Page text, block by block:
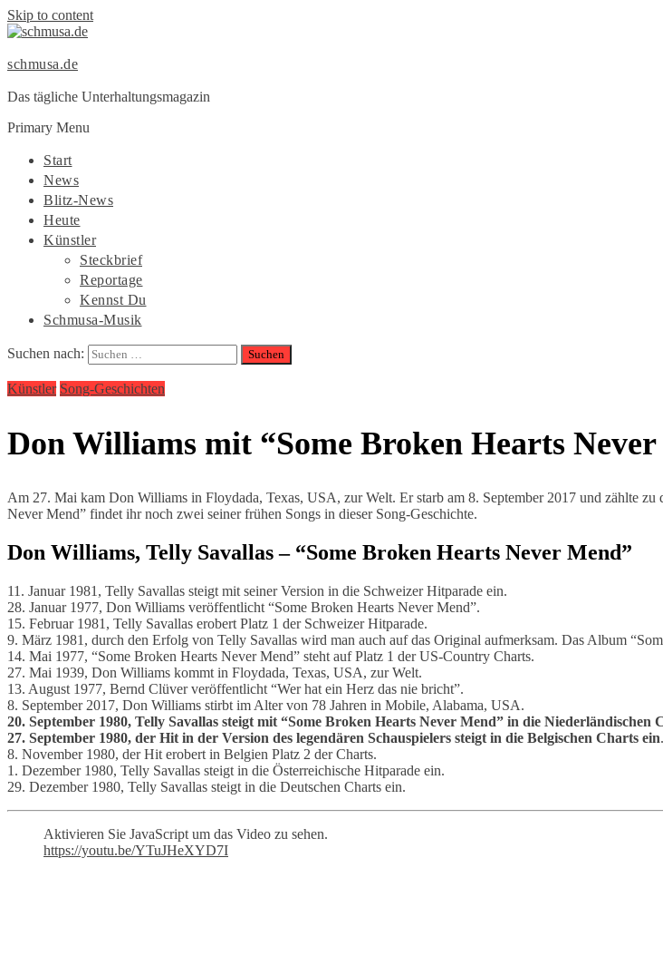
Skip to content
schmusa.de
Das tägliche Unterhaltungsmagazin
Primary Menu
Start
News
Blitz-News
Heute
Künstler
Steckbrief
Reportage
Kennst Du
Schmusa-Musik
Suchen nach:
Künstler Song-Geschichten
Don Williams mit “Some Broken Hearts
Am 27. Mai kam Don Williams in Floydada, Texas, USA, zur Welt. Er starb am 8. September 2017 und zählte
Never Mend” findet ihr noch zwei seiner frühen Songs in dieser Song-Geschichte.
Don Williams, Telly Savallas – “Some Broken Hearts Never Mend”
11. Januar 1981, Telly Savallas steigt mit seiner Version in die Schweizer Hitparade ein.
28. Januar 1977, Don Williams veröffentlicht “Some Broken Hearts Never Mend”.
15. Februar 1981, Telly Savallas erobert Platz 1 der Schweizer Hitparade.
9. März 1981, durch den Erfolg von Telly Savallas wird man auch auf das Original aufmerksam. Das Album
14. Mai 1977, “Some Broken Hearts Never Mend” steht auf Platz 1 der US-Country Charts.
27. Mai 1939, Don Williams kommt in Floydada, Texas, USA, zur Welt.
13. August 1977, Bernd Clüver veröffentlicht “Wer hat ein Herz das nie bricht”.
8. September 2017, Don Williams stirbt im Alter von 78 Jahren in Mobile, Alabama, USA.
20. September 1980, Telly Savallas steigt mit “Some Broken Hearts Never Mend” in die Niederländischen
27. September 1980, der Hit in der Version des legendären Schauspielers steigt in die Belgischen Charts ein.
8. November 1980, der Hit erobert in Belgien Platz 2 der Charts.
1. Dezember 1980, Telly Savallas steigt in die Österreichische Hitparade ein.
29. Dezember 1980, Telly Savallas steigt in die Deutschen Charts ein.
Aktivieren Sie JavaScript um das Video zu sehen.
https://youtu.be/YTuJHeXYD7I